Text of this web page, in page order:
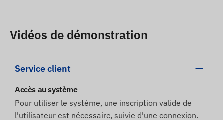
Vidéos de démonstration
Service client
Accès au système
Pour utiliser le système, une inscription valide de
l'utilisateur est nécessaire, suivie d'une connexion.